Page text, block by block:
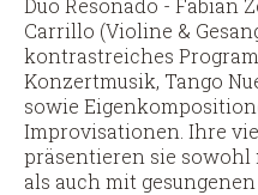
Carrillo (Violine &
kontrastreiches
Konzertmusik, Tango
sowie
Improvisationen. Ihre
präsentieren sie
als auch mit gesungenen